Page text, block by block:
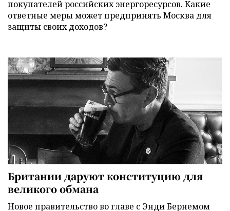
покупателей российских энергоресурсов. Какие
ответные меры может предпринять Москва для
защиты своих доходов?
Британии даруют конституцию для
великого обмана
Новое правительство во главе с Энди Бернемом